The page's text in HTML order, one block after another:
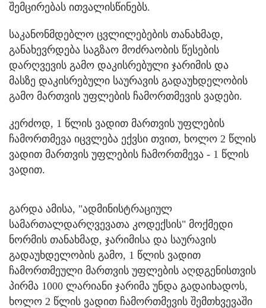
შემცირებას ითვალისწინებს.
საკანონმდებლო ცვლილებების თანახმად,
განახევრდება საგზაო მოძრაობის წესების
დარღვევის გამო დაკისრებული ჯარიმის და
მასზე დაკისრებული საურავის გადაუხდელობის
გამო მართვის უფლების ჩამორთმევის ვადები.
კერძოდ, 1 წლის ვადით მართვის უფლების
ჩამორთმევა იცვლება ექვსი თვით, ხოლო 2 წლის
ვადით მართვის უფლების ჩამორთმევა - 1 წლის
ვადით.
გარდა ამისა, "ადმინისტრაციულ
სამართალდარღვევათა კოდექსის" მოქმედი
ნორმის თანახმად, ჯარიმისა და საურავის
გადაუხდელობის გამო, 1 წლის ვადით
ჩამორთმეული მართვის უფლების აღდგენისთვის
პირმა 1000 ლარიანი ჯარიმა უნდა გადაიხადოს,
ხოლო 2 წლის ვადით ჩამორთმევის შემთხვევაში